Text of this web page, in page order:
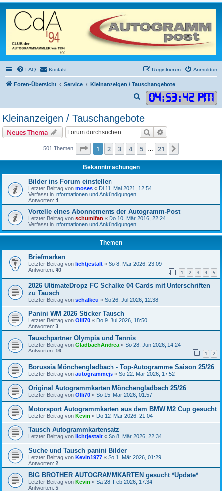
FAQ Kontakt Anmelden
Registrieren
Foren-Übersicht Service Kleinanzeigen / Tauschangebote
04:53:42 PM
u
c
h
e
Kleinanzeigen / Tauschangebote
Neues Thema Suche
501 Themen Seite 1von 21
1 2 3 4 5 21
Bekanntmachungen
Bilder ins Forum einstellen
Letzter Beitrag von moses « Di 11. Mai 2021, 12:54
Verfasst in Informationen und Ankündigungen
Antworten: 4
Vorteile eines Abonnements der Autogramm-Post
Letzter Beitrag von schumifan « Do 10. Mär 2016, 22:24
Verfasst in Informationen und Ankündigungen
Themen
Briefmarken
Letzter Beitrag von lichtjestalt « So 8. Mär 2026, 23:09
Antworten: 40 1 2 3 4 5
2026 UltimateDropz FC Schalke 04 Cards mit Unterschriften
zu Tausch
Letzter Beitrag von schalkeu « So 26. Jul 2026, 12:38
Panini WM 2026 Sticker Tausch
Letzter Beitrag von Olli70 « Do 9. Jul 2026, 18:50
Antworten: 3
Tauschpartner Olympia und Tennis
Letzter Beitrag von GladbachAndrea « So 28. Jun 2026, 14:24
Antworten: 16 1 2
Borussia Mönchengladbach - Top-Autogramme Saison 25/26
Letzter Beitrag von autogrammejs « So 22. Mär 2026, 17:52
Original Autogrammkarten Mönchengladbach 25/26
Letzter Beitrag von Olli70 « So 15. Mär 2026, 01:57
Motorsport Autogrammkarten aus dem BMW M2 Cup gesucht
Letzter Beitrag von Kevin « Do 12. Mär 2026, 21:04
Tausch Autogrammkartensatz
Letzter Beitrag von lichtjestalt « So 8. Mär 2026, 22:34
Suche und Tausch panini Bilder
Letzter Beitrag von Kevin1977 « So 1. Mär 2026, 01:29
Antworten: 2
BIG BROTHER AUTOGRAMMKARTEN gesucht *Update*
Letzter Beitrag von Kevin « Sa 28. Feb 2026, 17:34
Antworten: 5